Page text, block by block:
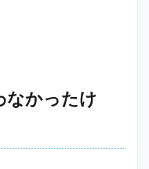
なかったけ